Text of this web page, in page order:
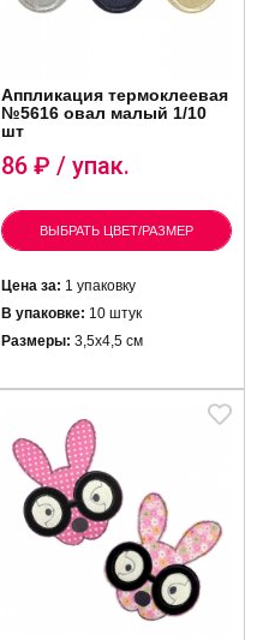
Аппликация термоклеевая
№5616 овал малый 1/10
шт
86 ₽ / упак.
ВЫБРАТЬ ЦВЕТ/РАЗМЕР
Цена за: 1 упаковку
В упаковке: 10 штук
Размеры: 3,5х4,5 см